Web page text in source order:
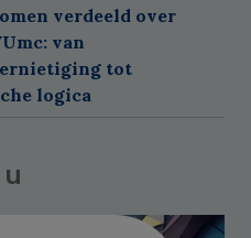
verdeeld over
van
tot
logica